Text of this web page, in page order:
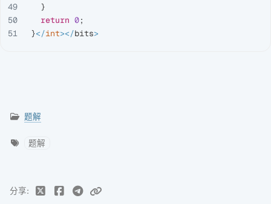
49
50
}
return 0;
}</int></bits>
题解
题解
分享